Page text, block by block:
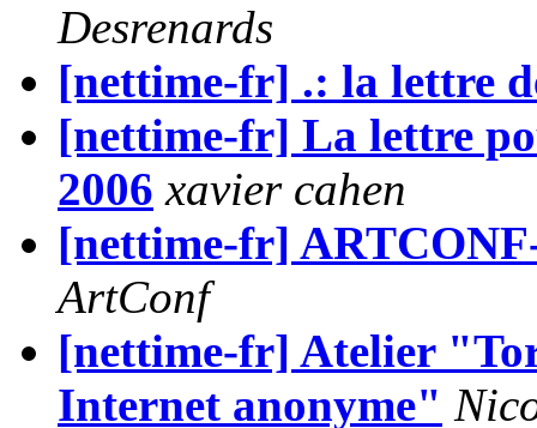
Desrenards
[nettime-fr] .: la lettre
[nettime-fr] La lettre
2006 xavier cahen
[nettime-fr]
ArtConf
[nettime-fr] Atelier
Internet anonyme"